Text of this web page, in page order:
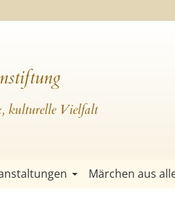
kulturelle Vielfalt
Märchen aus